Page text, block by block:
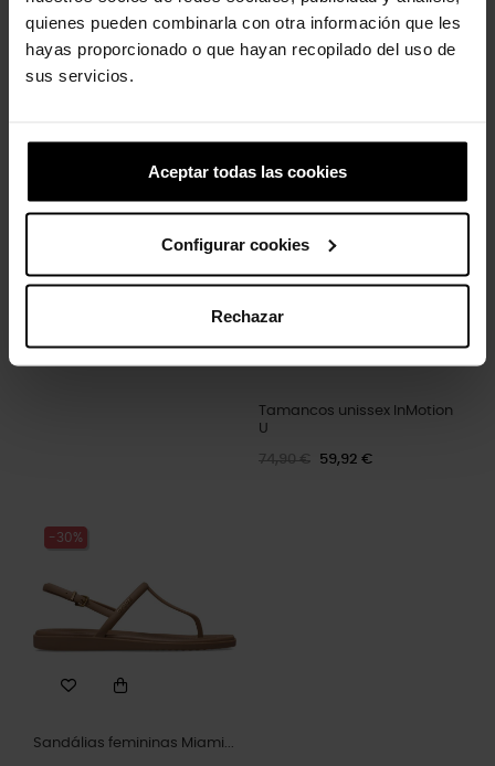
quienes pueden combinarla con otra información que les
hayas proporcionado o que hayan recopilado del uso de
sus servicios.
Aceptar todas las cookies
Configurar cookies
Rechazar
59,90 € 47,92 €
-20%
Tamancos unissex InMotion
U
74,90 € 59,92 €
-30%
Sandálias femininas Miami...